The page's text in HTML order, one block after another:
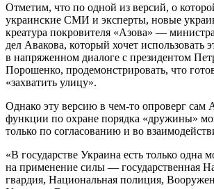
Отметим, что по одной из версий, о
украинские СМИ и эксперты, новые
креатура покровителя «Азова» —
дел Авакова, который хочет использовать
в напряженном диалоге с президентом
Порошенко, продемонстрировать, что
«захватить улицу».
Однако эту версию в чем-то опроверг сам
функции по охране порядка «дружины»
только по согласованию и во
«В государстве Украина есть только одна
на применение силы — государственная
гвардия, Национальная полиция,